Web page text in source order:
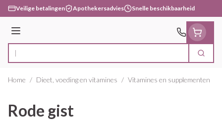
Ga naar de inhoud
Veilige betalingen Apothekersadvies Snelle beschikbaarheid
Menu
Product, merk, categorie... Zoek
Home / Dieet, voeding en vitamines / Vitamines en supplementen
Rode gist